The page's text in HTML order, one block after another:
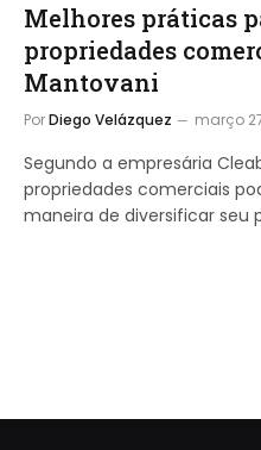
Melhores práticas
propriedades
Mantovani
PorDiego Velázquez março
Segundo a empresária
propriedades comerciais
maneira de diversificar seu